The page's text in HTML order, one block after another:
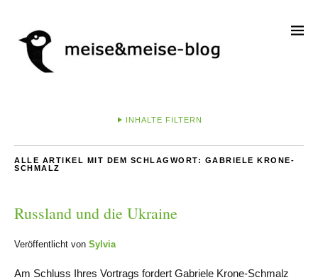
INHALTE FILTERN
ALLE ARTIKEL MIT DEM SCHLAGWORT: GABRIELE KRONE-
SCHMALZ
Russland und die Ukraine
Veröffentlicht von Sylvia
Am Schluss Ihres Vortrags fordert Gabriele Krone-Schmalz